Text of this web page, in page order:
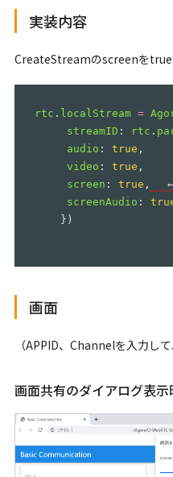
実装内容
CreateStreamのscreenをtrue
rtc . localStream =
streamID : rtc .
audio : true ,
video : true ,
screen : true , ←
screenAudio :
})
画面
（APPID、Channelを入力し
画面共有のダイアログ表示